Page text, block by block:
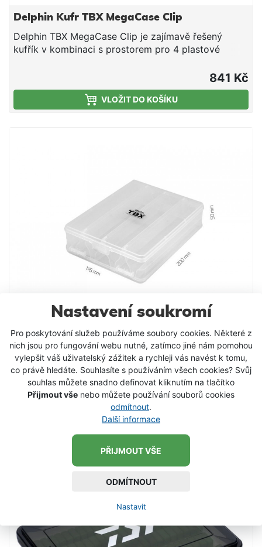
Nastavení soukromí
Pro poskytování služeb používáme soubory cookies. Některé z
nich jsou pro fungování webu nutné, zatímco jiné nám pomohou
vylepšit váš uživatelský zážitek a rychleji vás navést k tomu,
co právě hledáte. Souhlasíte s používáním všech cookies? Svůj
souhlas můžete snadno definovat kliknutím na tlačítko
Přijmout vše nebo můžete používání souborů cookies
odmítnout.
Další informace
PŘIJMOUT VŠE
ODMÍTNOUT
Nastavit
Delphin Kufr TBX MegaCase Clip
Delphin TBX MegaCase Clip je zajímavě řešený
kufřík v kombinaci s prostorem pro 4 plastové
nebo ostatního rybářského příslušenství. Uzavírá se
jedním plastovým klipem, který pevně drží vrchní
výklopný díl. Pod ním se nachází dostatečně velký
každý rybář mohl přihrádky v krabičkách
přizpůsobit podle vlastních představ. Je dodáván v
kombinaci barev tmavozelená s transparentním
poklopem. Technické parametry: Rozměry:
290x190x265mm Počet pevných přihrádek: 5
Rozměry přihrádky: 1x (26,5x16x7cm), 4x plastová
krabička o rozměrech 23,5x12,7x3,2cm s 3x
vnitřními přihrádkami 22,5x3,5x2,7cm a 10x
přepážkami Počet vložek : 4
841 Kč
VLOŽIT DO KOŠÍKU
Delphin Krabička TBX Duo 200-7P
200x145x50mm
141 Kč
VLOŽIT DO KOŠÍKU